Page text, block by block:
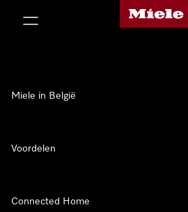
Miele homepage
Miele in België
Voordelen
Connected Home